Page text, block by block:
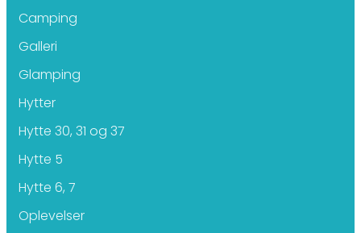
Camping
Galleri
Glamping
Hytter
Hytte 30, 31 og 37
Hytte 5
Hytte 6, 7
Oplevelser